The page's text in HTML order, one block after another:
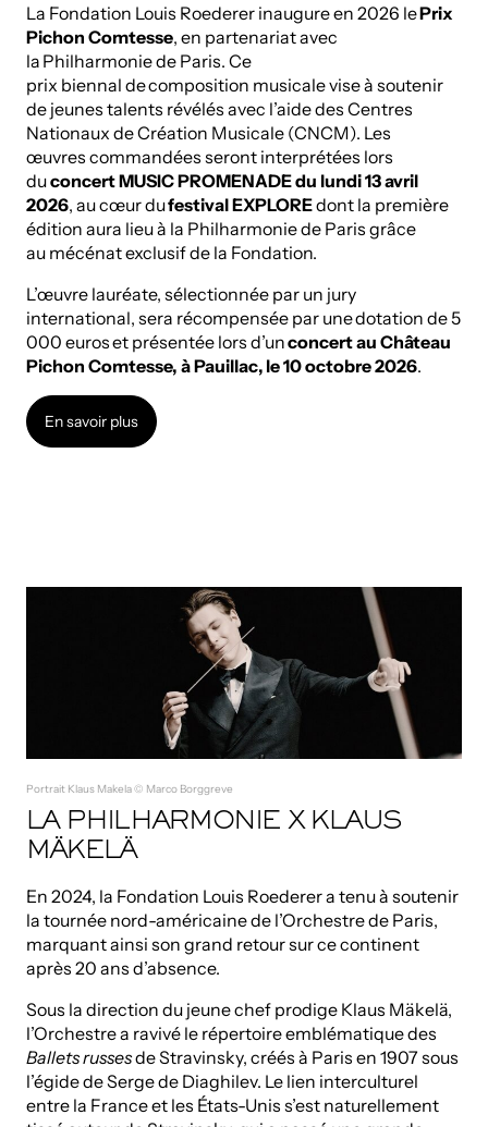
La Fondation Louis Roederer inaugure en 2026 lePrix
Pichon Comtesse, en partenariat avec
la Philharmonie de Paris. Ce
prix biennal de composition musicale vise à soutenir
de jeunes talents révélés avec l’aide des Centres
Nationaux de Création Musicale (CNCM). Les
œuvres commandées seront interprétées lors
duconcert MUSIC PROMENADE du lundi 13 avril
2026, au cœur dufestival EXPLOREdont la première
édition aura lieu à la Philharmonie de Paris grâce
au mécénat exclusif de la Fondation.
L’œuvre lauréate, sélectionnée par un jury
international, sera récompensée par une dotation de 5
000 euros et présentée lors d’unconcert au Château
Pichon Comtesse, à Pauillac, le 10 octobre 2026.
En savoir plus
Portrait Klaus Makela © Marco Borggreve
LA PHILHARMONIE X KLAUS
MÄKELÄ
En 2024, la Fondation Louis Roederer a tenu à soutenir
la tournée nord-américaine de l’Orchestre de Paris,
marquant ainsi son grand retour sur ce continent
après 20 ans d’absence.
Sous la direction du jeune chef prodige Klaus Mäkelä,
l’Orchestre a ravivé le répertoire emblématique des
Ballets russesde Stravinsky, créés à Paris en 1907 sous
l’égide de Serge de Diaghilev. Le lien interculturel
entre la France et les États-Unis s’est naturellement